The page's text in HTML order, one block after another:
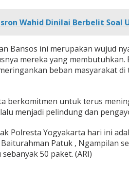
Wahid Dinilai Berbelit Soal
Bansos ini merupakan wujud
mereka yang
beban masyarakat
berkomitmen untuk terus
menjadi pelindung dan
Polresta Yogyakarta hari ini
Patuk , Ngampilan
50 paket. (ARI)